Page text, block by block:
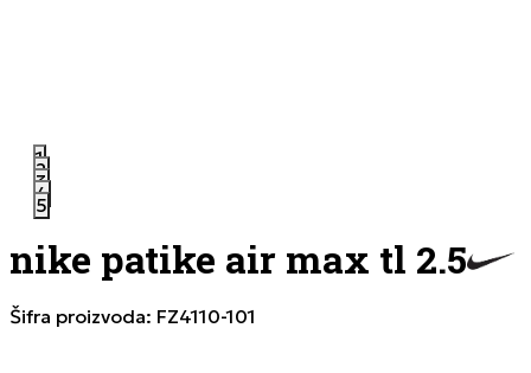
1
2
3
4
5
nike patike air max tl 2.5
Šifra proizvoda: FZ4110-101